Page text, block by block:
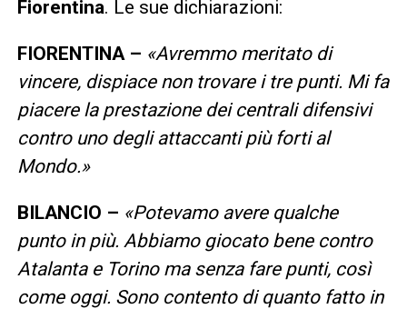
Fiorentina. Le sue dichiarazioni:
FIORENTINA – «Avremmo meritato di
vincere, dispiace non trovare i tre punti. Mi fa
piacere la prestazione dei centrali difensivi
contro uno degli attaccanti più forti al
Mondo.»
BILANCIO – «Potevamo avere qualche
punto in più. Abbiamo giocato bene contro
Atalanta e Torino ma senza fare punti, così
come oggi. Sono contento di quanto fatto in